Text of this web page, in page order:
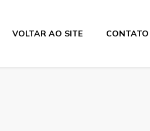
VOLTAR AO SITE CONTATO